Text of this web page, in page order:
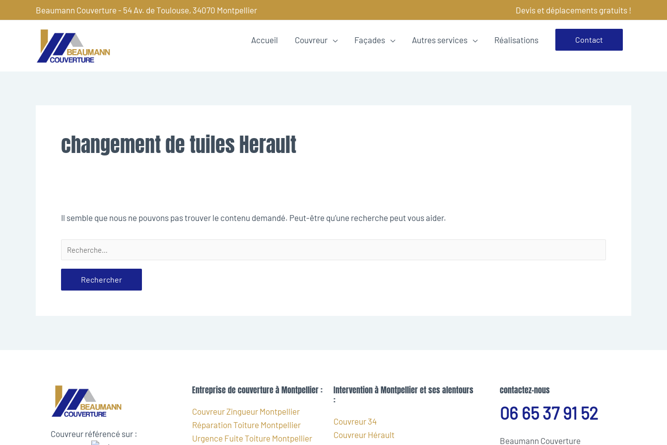
au
Beaumann Couverture - 54 Av. de Toulouse, 34070 Montpellier Devis et déplacements gratuits !
Accueil Couvreur Façades Autres services Réalisations Contact
changement de tuiles Herault
Il semble que nous ne pouvons pas trouver le contenu demandé. Peut-être qu’une recherche peut vous aider.
Couvreur référencé sur :
Entreprise de couverture à Montpellier :
Couvreur Zingueur Montpellier
Réparation Toiture Montpellier
Urgence Fuite Toiture Montpellier
Intervention à Montpellier et ses alentours
:
Couvreur 34
Couvreur Hérault
contactez-nous
06 65 37 91 52
Beaumann Couverture